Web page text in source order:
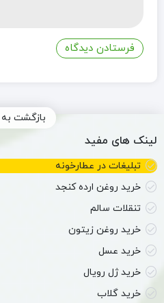
بازگشت به
لینک های مفید
تبلیغات در عطارخونه
خرید روغن ارده کنجد
تنقلات سالم
خرید روغن زیتون
خرید عسل
خرید ژل رویال
خرید گلاب